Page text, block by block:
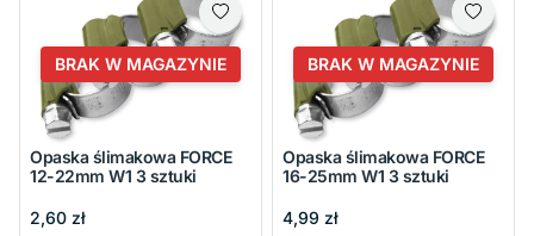
BRAK W MAGAZYNIE
Opaska ślimakowa FORCE
12-22mm W1 3 sztuki
2,60 zł
BRAK W MAGAZYNIE
Opaska ślimakowa FORCE
16-25mm W1 3 sztuki
4,99 zł